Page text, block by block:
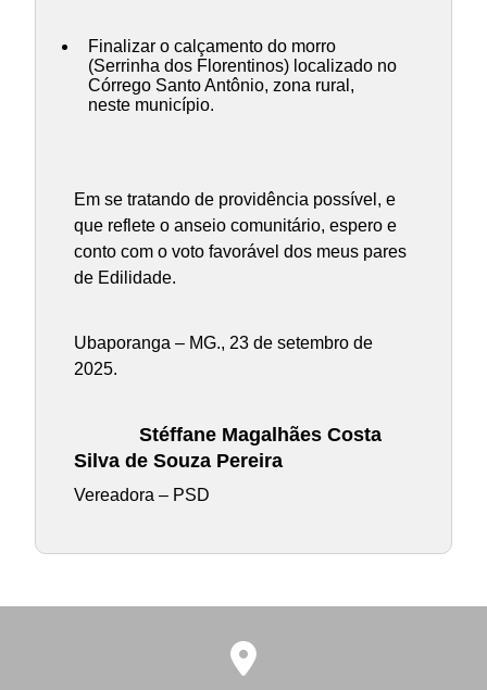
Finalizar o calçamento do morro
(Serrinha dos Florentinos) localizado no
Córrego Santo Antônio, zona rural,
neste município.
Em se tratando de providência possível, e
que reflete o anseio comunitário, espero e
conto com o voto favorável dos meus pares
de Edilidade.
Ubaporanga – MG., 23 de setembro de
2025.
Stéffane Magalhães Costa
Silva de Souza Pereira
Vereadora – PSD